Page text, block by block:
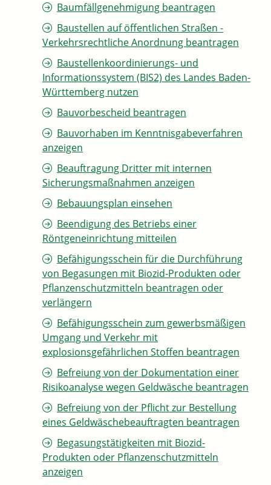
Baumfällgenehmigung beantragen
Baustellen auf öffentlichen Straßen -
Verkehrsrechtliche Anordnung beantragen
Baustellenkoordinierungs- und
Informationssystem (BIS2) des Landes Baden-
Württemberg nutzen
Bauvorbescheid beantragen
Bauvorhaben im Kenntnisgabeverfahren
anzeigen
Beauftragung Dritter mit internen
Sicherungsmaßnahmen anzeigen
Bebauungsplan einsehen
Beendigung des Betriebs einer
Röntgeneinrichtung mitteilen
Befähigungsschein für die Durchführung
von Begasungen mit Biozid-Produkten oder
Pflanzenschutzmitteln beantragen oder
verlängern
Befähigungsschein zum gewerbsmäßigen
Umgang und Verkehr mit
explosionsgefährlichen Stoffen beantragen
Befreiung von der Dokumentation einer
Risikoanalyse wegen Geldwäsche beantragen
Befreiung von der Pflicht zur Bestellung
eines Geldwäschebeauftragten beantragen
Begasungstätigkeiten mit Biozid-
Produkten oder Pflanzenschutzmitteln
anzeigen